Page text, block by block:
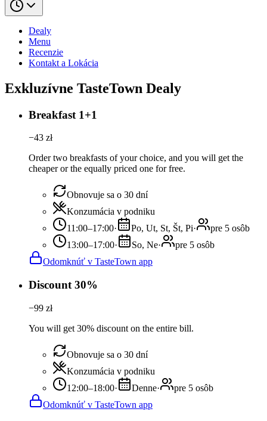
Dealy
Menu
Recenzie
Kontakt a Lokácia
Exkluzívne TasteTown Dealy
Breakfast 1+1
−43 zł
Order two breakfasts of your choice, and you will get the
cheaper or the equally priced one for free.
Obnovuje sa o 30 dní
Konzumácia v podniku
11:00–17:00· Po, Ut, St, Št, Pi·
pre 5 osôb
13:00–17:00· So, Ne·
pre 5 osôb
Odomknúť v TasteTown app
Discount 30%
−99 zł
You will get 30% discount on the entire bill.
Obnovuje sa o 30 dní
Konzumácia v podniku
12:00–18:00· Denne·
pre 5 osôb
Odomknúť v TasteTown app